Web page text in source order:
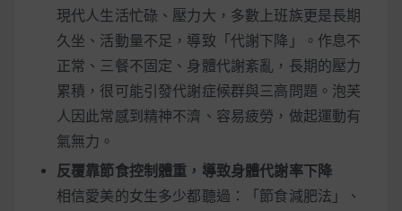
現代人生活忙碌、壓力大，多數上班族更是長期
久坐、活動量不足，導致「代謝下降」。作息不
正常、三餐不固定、身體代謝紊亂，長期的壓力
累積，很可能引發代謝症候群與三高問題。泡芙
人因此常感到精神不濟、容易疲勞，做起運動有
氣無力。
反覆靠節食控制體重，導致身體代謝率下降
相信愛美的女生多少都聽過：「節食減肥法」、